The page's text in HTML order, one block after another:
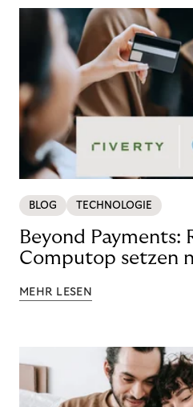
BLOG TECHNOLOGIE
Beyond Payments:
Computop setzen
MEHR LESEN